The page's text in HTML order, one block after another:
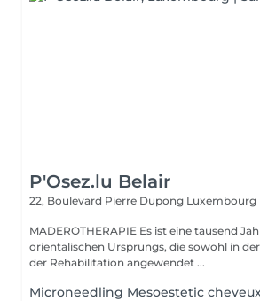
P'Osez.lu Belair
22, Boulevard Pierre Dupong Luxembourg
MADEROTHERAPIE Es ist eine tausend Jahre alte Technik
orientalischen Ursprungs, die sowohl in
der Rehabilitation angewendet ...
Microneedling Mesoestetic cheveux